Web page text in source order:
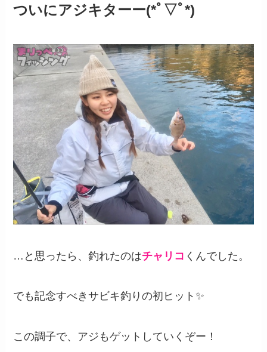
ついにアジキターー(*ﾟ▽ﾟ*)
…と思ったら、釣れたのはチャリコ くんでした。
でも記念すべきサビキ釣りの初ヒット✨
この調子で、アジもゲットしていくぞー！